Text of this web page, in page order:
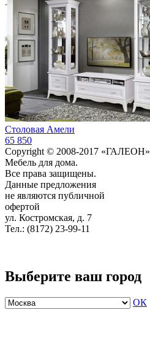
Столовая Амели
65 850
Copyright © 2008-2017 «ГАЛЕОН»
Мебель для дома.
Все права защищены.
Данные предложения
не являются публичной
офертой
ул. Костромская, д. 7
Тел.: (8172) 23-99-11
Выберите ваш город
ОК